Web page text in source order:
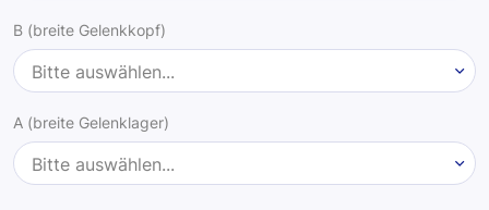
Gelenkköpfe IG Form F 2RS
Gelenklager
Gelenklager 2RS
B (breite Gelenkkopf)
Bitte auswählen...
A (breite Gelenklager)
Bitte auswählen...